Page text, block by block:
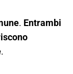
. Entrambi
.